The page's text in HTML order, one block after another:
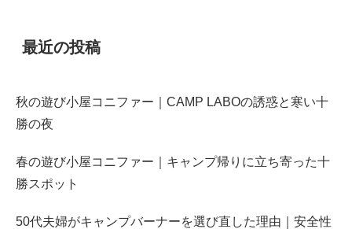
最近の投稿
秋の遊び小屋コニファー｜CAMP LABOの誘惑と寒い十
勝の夜
春の遊び小屋コニファー｜キャンプ帰りに立ち寄った十
勝スポット
50代夫婦がキャンプバーナーを選び直した理由｜安全性